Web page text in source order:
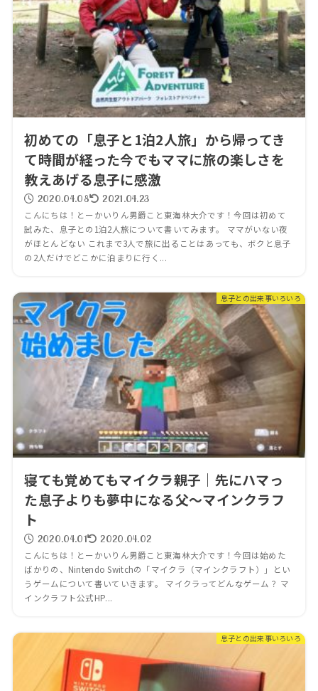
初めての「息子と1泊2人旅」から帰ってき
て時間が経った今でもママに旅の楽しさを
教えあげる息子に感激
2020.04.08 2021.04.23
こんにちは！とーかいりん男爵こと東海林大介です！今回は初めて
試みた、息子との1泊2人旅について書いてみます。 ママがいない夜
がほとんどない これまで3人で旅に出ることはあっても、ボクと息子
の2人だけでどこかに泊まりに行く...
息子との出来事いろいろ
寝ても覚めてもマイクラ親子｜先にハマっ
た息子よりも夢中になる父～マインクラフ
ト
2020.04.01 2020.04.02
こんにちは！とーかいりん男爵こと東海林大介です！今回は始めた
ばかりの、Nintendo Switchの「マイクラ（マインクラフト）」とい
うゲームについて書いていきます。 マイクラってどんなゲーム？ マ
インクラフト公式HP...
息子との出来事いろいろ